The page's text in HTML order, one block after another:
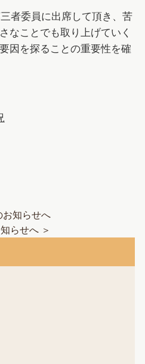
者委員に出席して頂き、苦
なことでも取り上げていく
因を探ることの重要性を確
お知らせへ
らせへ ＞